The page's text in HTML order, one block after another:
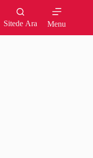
Sitede Ara Menu